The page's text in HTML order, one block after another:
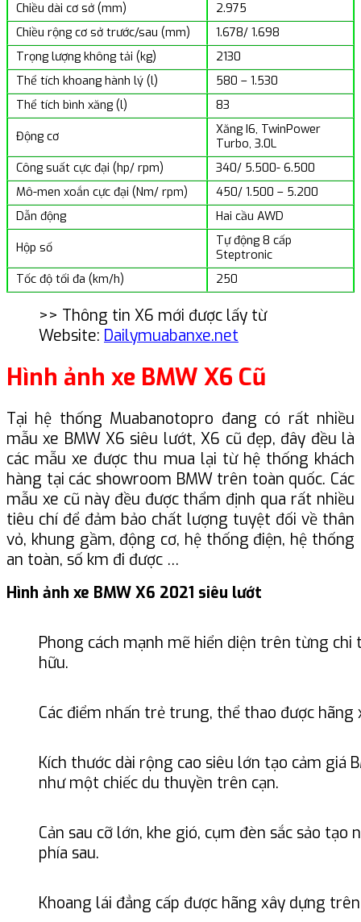
Chiều dài cơ sở (mm)
2.975
Chiều rộng cơ sở trước/sau (mm)
1.678/ 1.698
Trọng lượng không tải (kg)
2130
Thể tích khoang hành lý (l)
580 – 1.530
Thể tích bình xăng (l)
83
Động cơ
Xăng I6, TwinPower
Turbo, 3.0L
Công suất cực đại (hp/ rpm)
340/ 5.500- 6.500
Mô-men xoắn cực đại (Nm/ rpm)
450/ 1.500 – 5.200
Dẫn động
Hai cầu AWD
Hộp số
Tự động 8 cấp
Steptronic
Tốc độ tối đa (km/h)
250
>> Thông tin X6 mới được lấy từ
Website: Dailymuabanxe.net
Hình ảnh xe BMW X6 Cũ
Tại hệ thống Muabanotopro đang có rất nhiều
mẫu xe BMW X6 siêu lướt, X6 cũ đẹp, đây đều là
các mẫu xe được thu mua lại từ hệ thống khách
hàng tại các showroom BMW trên toàn quốc. Các
mẫu xe cũ này đều được thẩm định qua rất nhiều
tiêu chí để đảm bảo chất lượng tuyệt đối về thân
vỏ, khung gầm, động cơ, hệ thống điện, hệ thống
an toàn, số km đi được …
Hình ảnh xe BMW X6 2021 siêu lướt
Phong cách mạnh mẽ hiển diện trên từng chi
hữu.
Các điểm nhấn trẻ trung, thể thao được
Kích thước dài rộng cao siêu lớn tạo cảm giá
như một chiếc du thuyền trên cạn.
Cản sau cỡ lớn, khe gió, cụm đèn sắc sảo tạo
phía sau.
Khoang lái đẳng cấp được hãng xây dựng